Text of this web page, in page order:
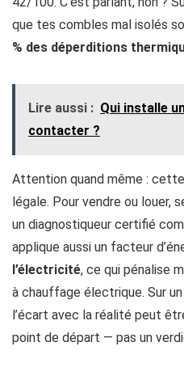
que tes combles mal isolés
% des déperditions
Lire aussi : Qui installe
contacter ?
Attention quand même : cette
légale. Pour vendre ou louer,
un diagnostiqueur certifié
applique aussi un facteur
l’électricité, ce qui pénalise
à chauffage électrique. Sur
l’écart avec la réalité peut
point de départ — pas un